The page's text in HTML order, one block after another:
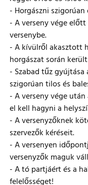
- Horgászni
- A verseny vége
versenybe.
- A kívülről akasztott
horgászat során
- Szabad tűz
szigorúan tilos és
- A verseny vége
el kell hagyni a
- A versenyzőknek
szervezők kéréseit.
- A versenyen
versenyzők maguk
- A tó partjáért és a
felelősséget!